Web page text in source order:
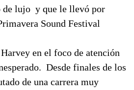
de lujo y que le llevó por
Sound Festival
en el foco de atención
Desde finales de los
de una carrera muy